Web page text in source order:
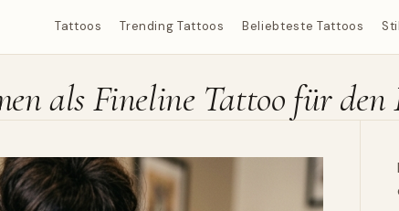
Tattoos Trending Tattoos Beliebteste Tattoos
als Fineline Tattoo für den